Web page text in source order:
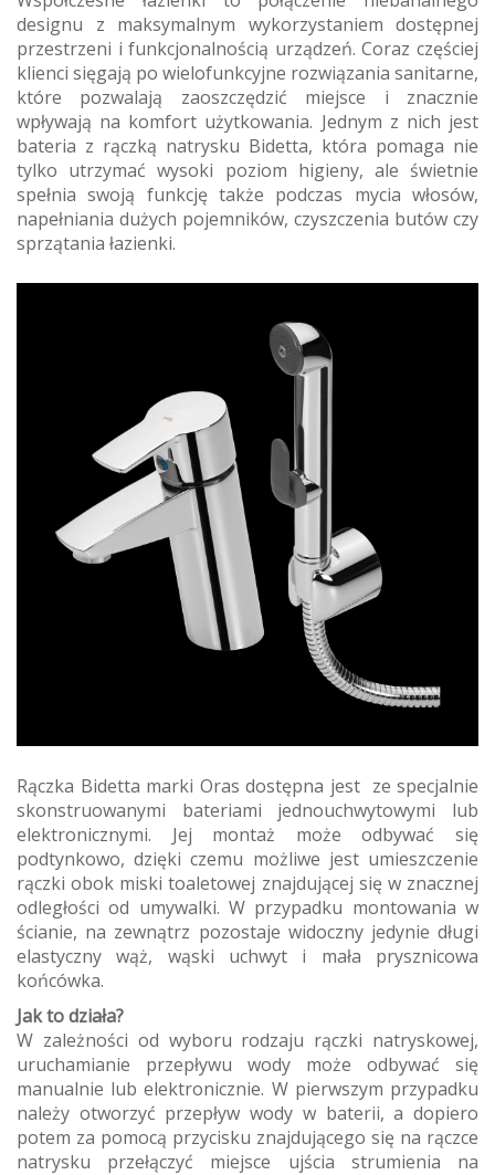
designu z maksymalnym wykorzystaniem dostępnej
przestrzeni i funkcjonalnością urządzeń. Coraz częściej
klienci sięgają po wielofunkcyjne rozwiązania sanitarne,
które pozwalają zaoszczędzić miejsce i znacznie
wpływają na komfort użytkowania. Jednym z nich jest
bateria z rączką natrysku Bidetta, która pomaga nie
tylko utrzymać wysoki poziom higieny, ale świetnie
spełnia swoją funkcję także podczas mycia włosów,
napełniania dużych pojemników, czyszczenia butów czy
sprzątania łazienki.
Rączka Bidetta marki Oras dostępna jest ze specjalnie
skonstruowanymi bateriami jednouchwytowymi lub
elektronicznymi. Jej montaż może odbywać się
podtynkowo, dzięki czemu możliwe jest umieszczenie
rączki obok miski toaletowej znajdującej się w znacznej
odległości od umywalki. W przypadku montowania w
ścianie, na zewnątrz pozostaje widoczny jedynie długi
elastyczny wąż, wąski uchwyt i mała prysznicowa
końcówka.
Jak to działa?
W zależności od wyboru rodzaju rączki natryskowej,
uruchamianie przepływu wody może odbywać się
manualnie lub elektronicznie. W pierwszym przypadku
należy otworzyć przepływ wody w baterii, a dopiero
potem za pomocą przycisku znajdującego się na rączce
natrysku przełączyć miejsce ujścia strumienia na